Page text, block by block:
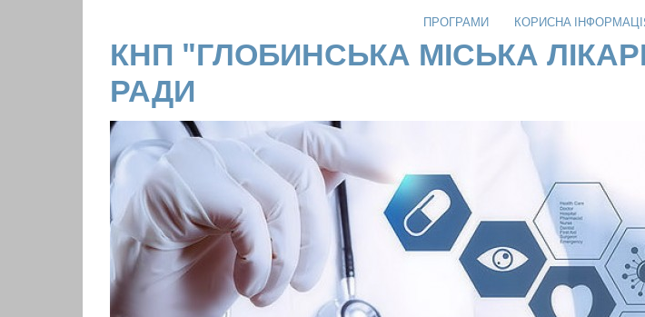
ПРОГРАМИ КОРИСНА
КНП "ГЛОБИНСЬКА МІСЬКА
РАДИ